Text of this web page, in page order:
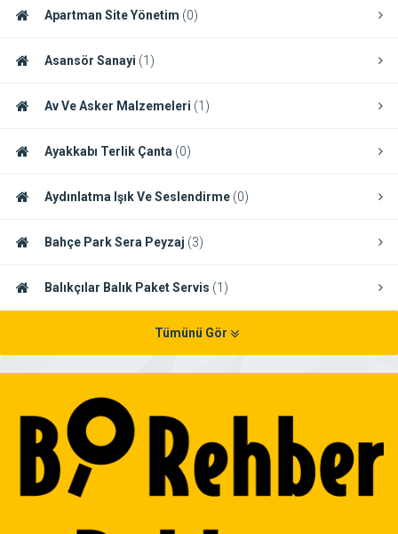
Apartman Site Yönetim (0)
Asansör Sanayi (1)
Av Ve Asker Malzemeleri (1)
Ayakkabı Terlik Çanta (0)
Aydınlatma Işık Ve Seslendirme (0)
Bahçe Park Sera Peyzaj (3)
Balıkçılar Balık Paket Servis (1)
Tümünü Gör